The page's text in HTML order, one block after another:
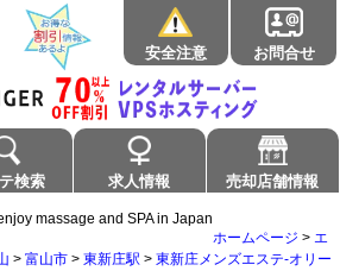
安全注意 お問合せ
検索 求人情報 売却店舗情報
massage and SPA in Japan
ホームページ > エ
> 富山市 > 東新庄駅 > 東新庄メンズエステ-オリー